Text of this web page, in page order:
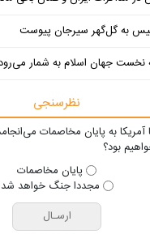
به گل‌گهر سیرجان پیوست
نخست جهان اسلام به شمار
نظرسنجی
آمریکا به پایان مخاصمات
بود؟
پایان مخاصمات
مجددا جنگ خواهد شد